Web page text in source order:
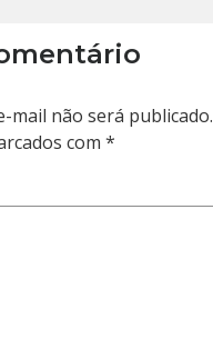
mail não será publicado.
com *